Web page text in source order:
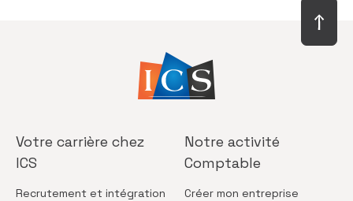
Votre carrière chez
ICS
Recrutement et intégration
Notre activité
Comptable
Créer mon entreprise